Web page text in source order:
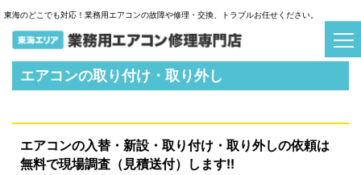
東海のどこでも対応！業務用エアコンの故障や修理・交換、トラブルお任せください。
エアコンの取り付け・取り外し
エアコンの入替・新設・取り付け・取り外しの依頼は
無料で現場調査（見積送付）します!!